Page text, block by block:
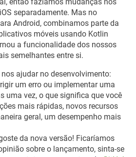
separadamente. Mas no
Android, combinamos parte da
móveis usando Kotlin
a funcionalidade dos nossos
semelhantes entre si.
ajudar no desenvolvimento:
um erro ou implementar uma
uma vez, o que significa que você
mais rápidas, novos recursos
geral, um desempenho mais
da nova versão! Ficaríamos
sobre o lançamento, sinta-se